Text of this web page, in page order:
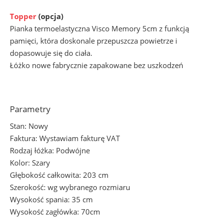
Topper (opcja)
Pianka termoelastyczna Visco Memory 5cm z funkcją
pamięci, która doskonale przepuszcza powietrze i
dopasowuje się do ciała.
Łóżko nowe fabrycznie zapakowane bez uszkodzeń
Parametry
Stan: Nowy
Faktura: Wystawiam fakturę VAT
Rodzaj łóżka: Podwójne
Kolor: Szary
Głębokość całkowita: 203 cm
Szerokość: wg wybranego rozmiaru
Wysokość spania: 35 cm
Wysokość zagłówka: 70cm